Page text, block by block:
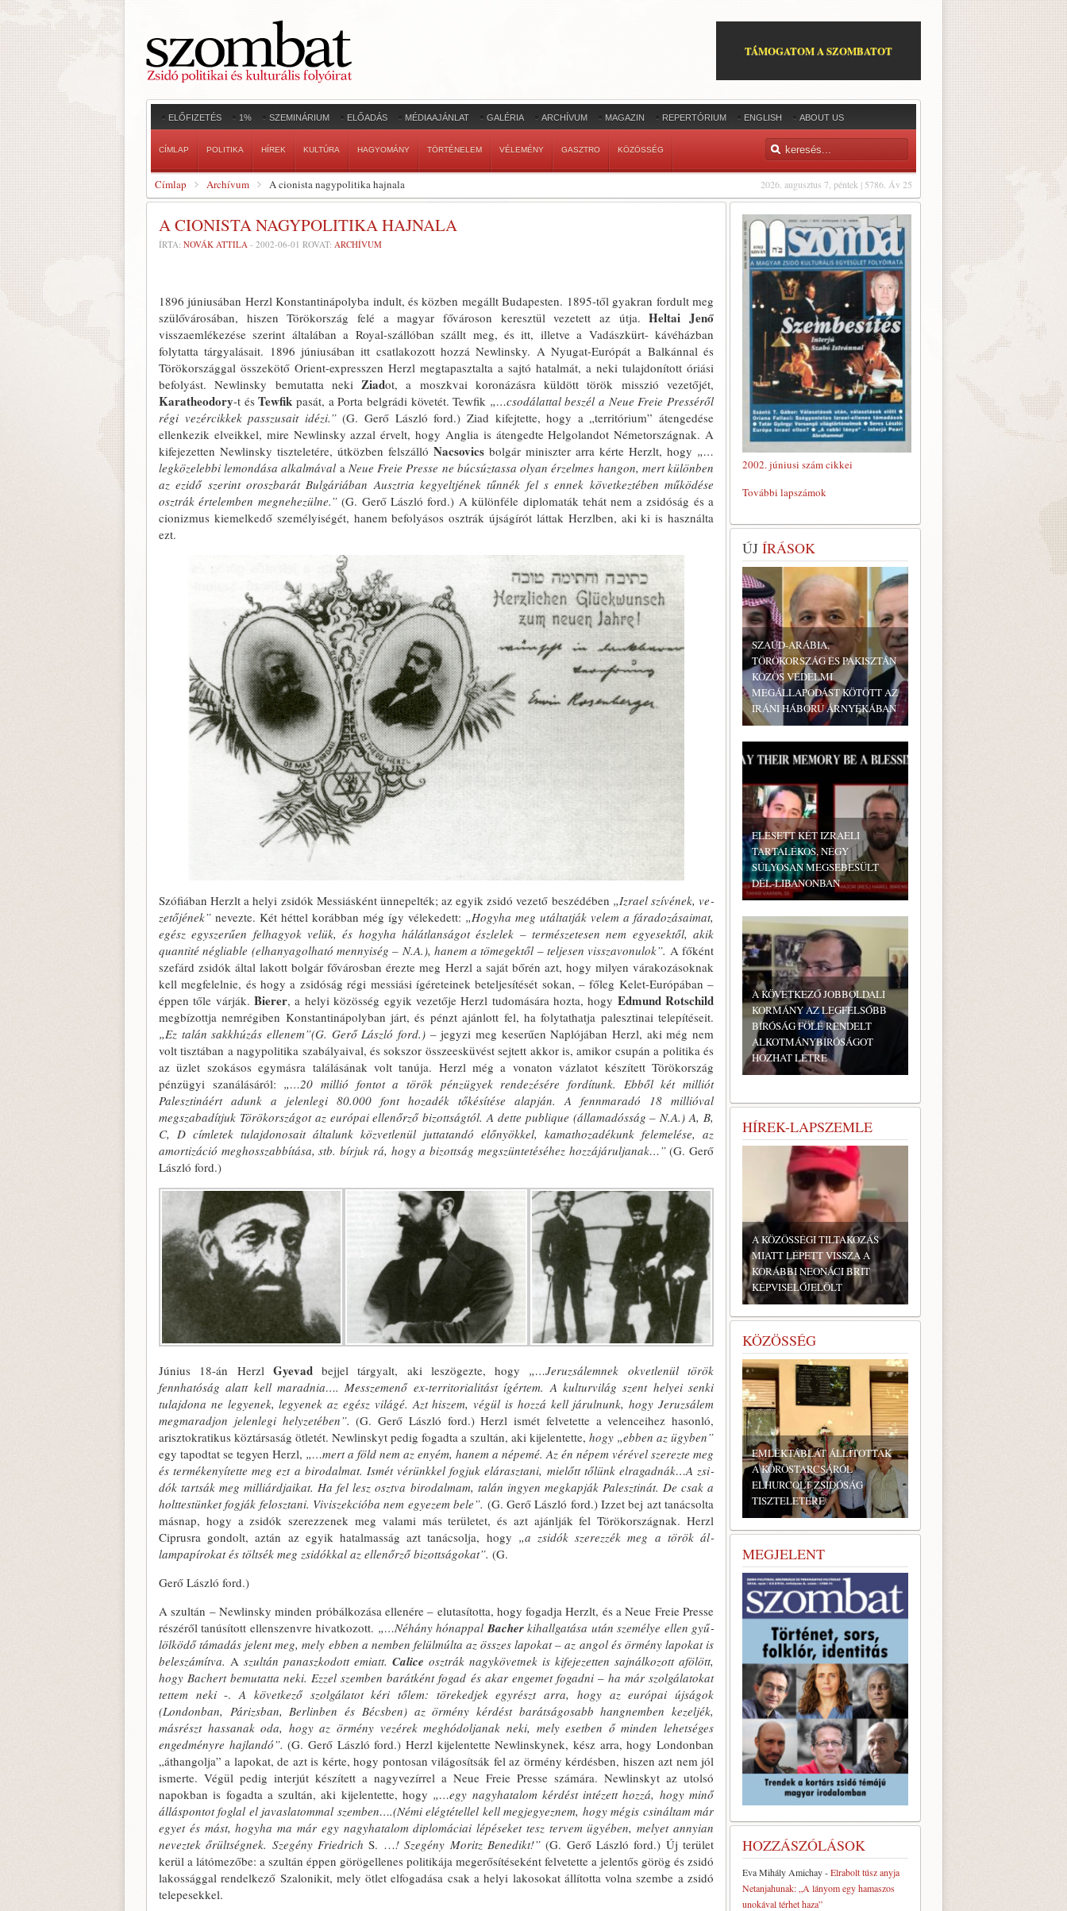
TÁMOGATOM A SZOMBATOT
ELŐFIZETÉS 1% SZEMINÁRIUM ELŐADÁS MÉDIAAJÁNLAT GALÉRIA ARCHÍVUM MAGAZIN REPERTÓRIUM ENGLISH ABOUT US
CÍMLAP POLITIKA HÍREK KULTÚRA HAGYOMÁNY TÖRTÉNELEM VÉLEMÉNY GASZTRO KÖZÖSSÉG
2026. augusztus 7, péntek | 5786. Áv 25
Címlap Archívum A cionista nagypolitika hajnala
A CIONISTA NAGYPOLITIKA HAJNALA
ÍRTA: NOVÁK ATTILA - 2002-06-01 ROVAT: ARCHÍVUM
1896 júniusában Herzl Konstantinápolyba indult, és közben megállt Buda­pesten. 1895-től gyakran fordult meg
szülővárosában, hiszen Törökország fe­lé a magyar fővároson keresztül veze­tett az útja.Heltai Jenő
visszaemléke­zése szerint általában a Royal-szállóban szállt meg, és itt, illetve a Vadászkürt- kávéházban
folytatta tárgyalásait. 1896 júniusában itt csatlakozott hozzá Newlinsky. A Nyugat-Európát a Balkánnal és
Törökországgal összekötő Orient-expresszen Herzl megtapasztalta a sajtó hatalmát, a neki tulajdonított óriási
be­folyást. Newlinsky bemutatta nekiZiadot, a moszkvai koronázásra küldött tö­rök misszió vezetőjét,
Karatheodory-t ésTewfik pasát, a Porta belgrádi köve­tét. Tewfik „…csodálattal beszél a Neue Freie Presséről
régi vezércikkek passzusait idézi.”(G. Gerő László ford.) Ziad kifejtette, hogy a „territórium” át­engedése
ellenkezik elveikkel, mire Newlinsky azzal érvelt, hogy Anglia is átengedte Helgolandot Németország­nak. A
kifejezetten Newlinsky tiszteleté­re, útközben felszálló Nacsovics bol­gár miniszter arra kérte Herzlt, hogy „…
legközelebbi lemondása alkalmával a Neue Freie Presse ne búcsúztassa olyan érzelmes hangon, mert különben
az ezidő szerint oroszbarát Bulgáriában Ausztria kegyeltjének tűnnék fel s en­nek következtében működése
osztrák értelemben megnehezülne.”(G. Gerő László ford.) A különféle diplomaták te­hát nem a zsidóság és a
cionizmus ki­emelkedő személyiségét, hanem befo­lyásos osztrák újságírót láttak Herzlben, aki ki is használta
ezt.
Szófiában Herzlt a helyi zsidók Messi­ásként ünnepelték; az egyik zsidó ve­zető beszédében „Izrael szívének, ve­
zetőjének” nevezte. Két héttel koráb­ban még így vélekedett: „Hogyha meg utáltatják velem a fáradozásaimat,
egész egyszerűen felhagyok velük, és hogyha hálátlanságot észlelek – termé­szetesen nem egyesektől, akik
quantité négliable (elhanyagolható mennyiség – N.A.), hanem a tömegektől –teljesen visszavonulok”. A főként
szefárd zsi­dók által lakott bolgár fővárosban érez­te meg Herzl a saját bőrén azt, hogy mi­lyen várakozásoknak
kell megfelelnie, és hogy a zsidóság régi messiási ígére­teinek beteljesítését sokan, – főleg Ke­let-Európában –
éppen tőle várják.Bierer, a helyi közösség egyik vezetője Herzl tudomására hozta, hogy Edmund Rotschild
megbízottja nemrégiben Konstantinápolyban járt, és pénzt aján­lott fel, ha folytathatja palesztinai tele­pítéseit.
„Ez talán sakkhúzás ellenem”(G. Gerő László ford.) – jegyzi meg keserűen Naplójában Herzl, aki még nem
volt tisztában a nagypolitika sza­bályaival, és sokszor összeesküvést sejtett akkor is, amikor csupán a politi­ka és
az üzlet szokásos egymásra találásának volt tanúja. Herzl még a vonaton vázlatot készített Törökország
pénzügyi szanálásáról: „…20 millió fontot a tö­rök pénzügyek rendezésére fordítunk. Ebből két milliót
Palesztináért adunk a jelenlegi 80.000 font hozadék tőkésíté­se alapján. A fennmaradó 18 millióval
megszabadítjuk Törökországot az euró­pai ellenőrző bizottságtól. A dette publique (államadósság – N.A.) A, B,
C, D címletek tulajdonosait általunk közvet­lenül juttatandó előnyökkel, kamatho­zadékunk felemelése, az
amortizáció meghosszabbítása, stb. bírjuk rá, hogy a bizottság megszüntetéséhez hozzájá­ruljanak…”(G. Gerő
László ford.)
Június 18-án Herzl Gyevadbejjel tár­gyalt, aki leszögezte, hogy „…Jeruzsá­lemnek okvetlenül török
fennhatóság alatt kell maradnia…. Messzemenő ex-territorialitást ígértem. A kulturvilág szent helyei senki
tulajdona ne legye­nek, legyenek az egész világé. Azt hi­szem, végül is hozzá kell járulnunk, hogy Jeruzsálem
megmaradjon jelenle­gi helyzetében”. (G. Gerő László ford.) Herzl ismét felvetette a velenceihez ha­sonló,
arisztokratikus köztársaság ötle­tét. Newlinskyt pedig fogadta a szultán, aki kijelentette, hogy „ebben az ügy­ben”
egy tapodtat se tegyen Herzl, „…mert a föld nem az enyém, hanem a népemé. Az én népem vérével szerezte meg
és termékenyítette meg ezt a biro­dalmat. Ismét vérünkkel fogjuk elárasz­tani, mielőtt tőlünk elragadnák…A zsi­
dók tartsák meg milliárdjaikat. Ha fel lesz osztva birodalmam, talán ingyen megkapják Palesztinát. De csak a
holt­testünket fogják felosztani. Viviszekcióba nem egyezem bele”. (G. Gerő Lász­ló ford.) Izzet bej azt tanácsolta
más­nap, hogy a zsidók szerezzenek meg valami más területet, és azt ajánlják fel Törökországnak. Herzl
Ciprusra gon­dolt, aztán az egyik hatalmasság azt ta­nácsolja, hogy „a zsidók szerezzék meg a török ál­
lampapírokat és töltsék meg zsidókkal az el­lenőrző bizottságokat”. (G.
Gerő László ford.)
A szultán – Newlinsky minden próbálkozása el­lenére – elutasította, hogy fogadja Herzlt, és a Neue Freie Presse
részéről tanú­sított ellenszenvre hivat­kozott. „…Néhány hónap­palBacherkihallgatása után személye ellen gyű­
lölködő támadás jelent meg, mely ebben a nem­ben felülmúlta az összes lapokat – az angol és ör­mény lapokat is
beleszá­mítva. A szultán panaszko­dott emiatt. Calice osztrák nagykövetnek is kifejezet­ten sajnálkozott afölött,
hogy Bachert bemutatta neki. Ezzel szemben ba­rátként fogad és akar engemet fogadni– ha már szolgálatokat
tettem neki-.A következő szolgálatot kéri tőlem: törekedjek egyrészt arra, hogy az euró­pai újságok
(Londonban, Párizsban, Berlinben és Bécsben) az örmény kér­dést barátságosabb hangnemben ke­zeljék,
másrészt hassanak oda, hogy az örmény vezérek meghódoljanak ne­ki, mely esetben ő minden lehetséges
engedményre hajlandó”. (G. Gerő László ford.) Herzl kijelentette Newlinskynek, kész arra, hogy Londonban
„áthangolja” a lapokat, de azt is kérte, hogy pontosan világosítsák fel az ör­mény kérdésben, hiszen azt nem jól
is­merte. Végül pedig interjút készített a nagyvezírrel a Neue Freie Presse szá­mára. Newlinskyt az utolsó
napokban is fogadta a szultán, aki kijelentette, hogy „…egy nagyhatalom kérdést inté­zett hozzá, hogy minő
álláspontot fog­lal el javaslatommal szemben….(Némi elégtétellel kell megjegyeznem, hogy mégis csináltam már
egyet és mást, hogyha ma már egy nagyhatalom diplo­máciai lépéseket tesz tervem ügyében, melyet annyian
neveztek őrültségnek. Szegény Friedrich S. …! Szegény Moritz Benedikt!”(G. Gerő László ford.) Új te­rület
kerül a látómezőbe: a szultán ép­pen görögellenes politikája megerősí­téseként felvetette a jelentős görög és zsidó
lakossággal rendelkező Szalonikit, mely ötlet elfogadása csak a helyi lakosokat állította volna szembe a zsi­dó
telepesekkel.
2002. júniusi szám cikkei
További lapszámok
ÚJ ÍRÁSOK
SZAÚD-ARÁBIA,
TÖRÖKORSZÁG ÉS PAKISZTÁN
KÖZÖS VÉDELMI
MEGÁLLAPODÁST KÖTÖTT AZ
IRÁNI HÁBORÚ ÁRNYÉKÁBAN
ELESETT KÉT IZRAELI
TARTALÉKOS, NÉGY
SÚLYOSAN MEGSEBESÜLT
DÉL-LIBANONBAN
A KÖVETKEZŐ JOBBOLDALI
KORMÁNY AZ LEGFELSŐBB
BÍRÓSÁG FÖLÉ RENDELT
ALKOTMÁNYBÍRÓSÁGOT
HOZHAT LÉTRE
HÍREK-LAPSZEMLE
A KÖZÖSSÉGI TILTAKOZÁS
MIATT LÉPETT VISSZA A
KORÁBBI NEONÁCI BRIT
KÉPVISELŐJELÖLT
KÖZÖSSÉG
EMLÉKTÁBLÁT ÁLLÍTOTTAK
A KÖRÖSTARCSÁRÓL
ELHURCOLT ZSIDÓSÁG
TISZTELETÉRE
BONYHÁDI ZSIDÓ NAPOK
MEGJELENT
HOZZÁSZÓLÁSOK
Eva Mihály Amichay-Elrabolt túsz anyja
Netanjahunak: „A lányom egy hamaszos
unokával térhet haza”